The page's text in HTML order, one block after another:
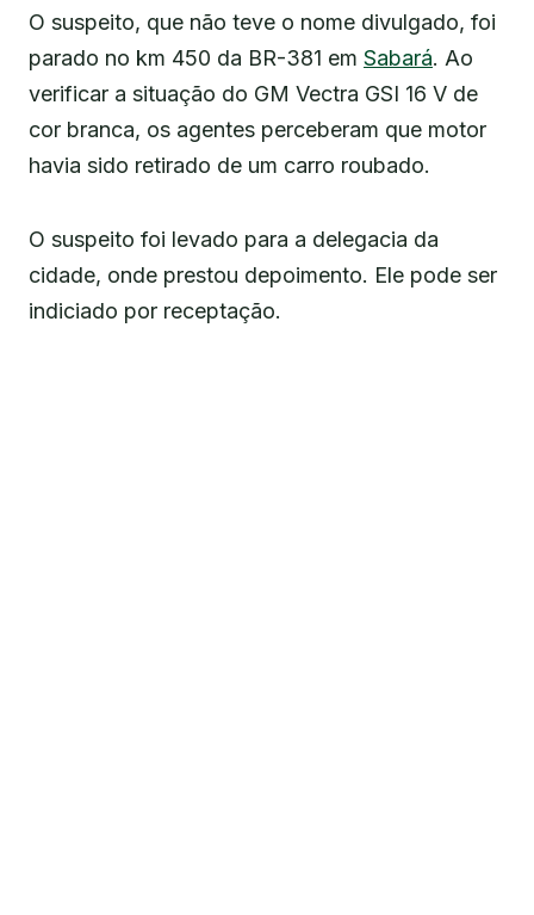
O suspeito, que não teve o nome divulgado, foi
parado no km 450 da BR-381 em Sabará. Ao
verificar a situação do GM Vectra GSI 16 V de
cor branca, os agentes perceberam que motor
havia sido retirado de um carro roubado.
O suspeito foi levado para a delegacia da
cidade, onde prestou depoimento. Ele pode ser
indiciado por receptação.